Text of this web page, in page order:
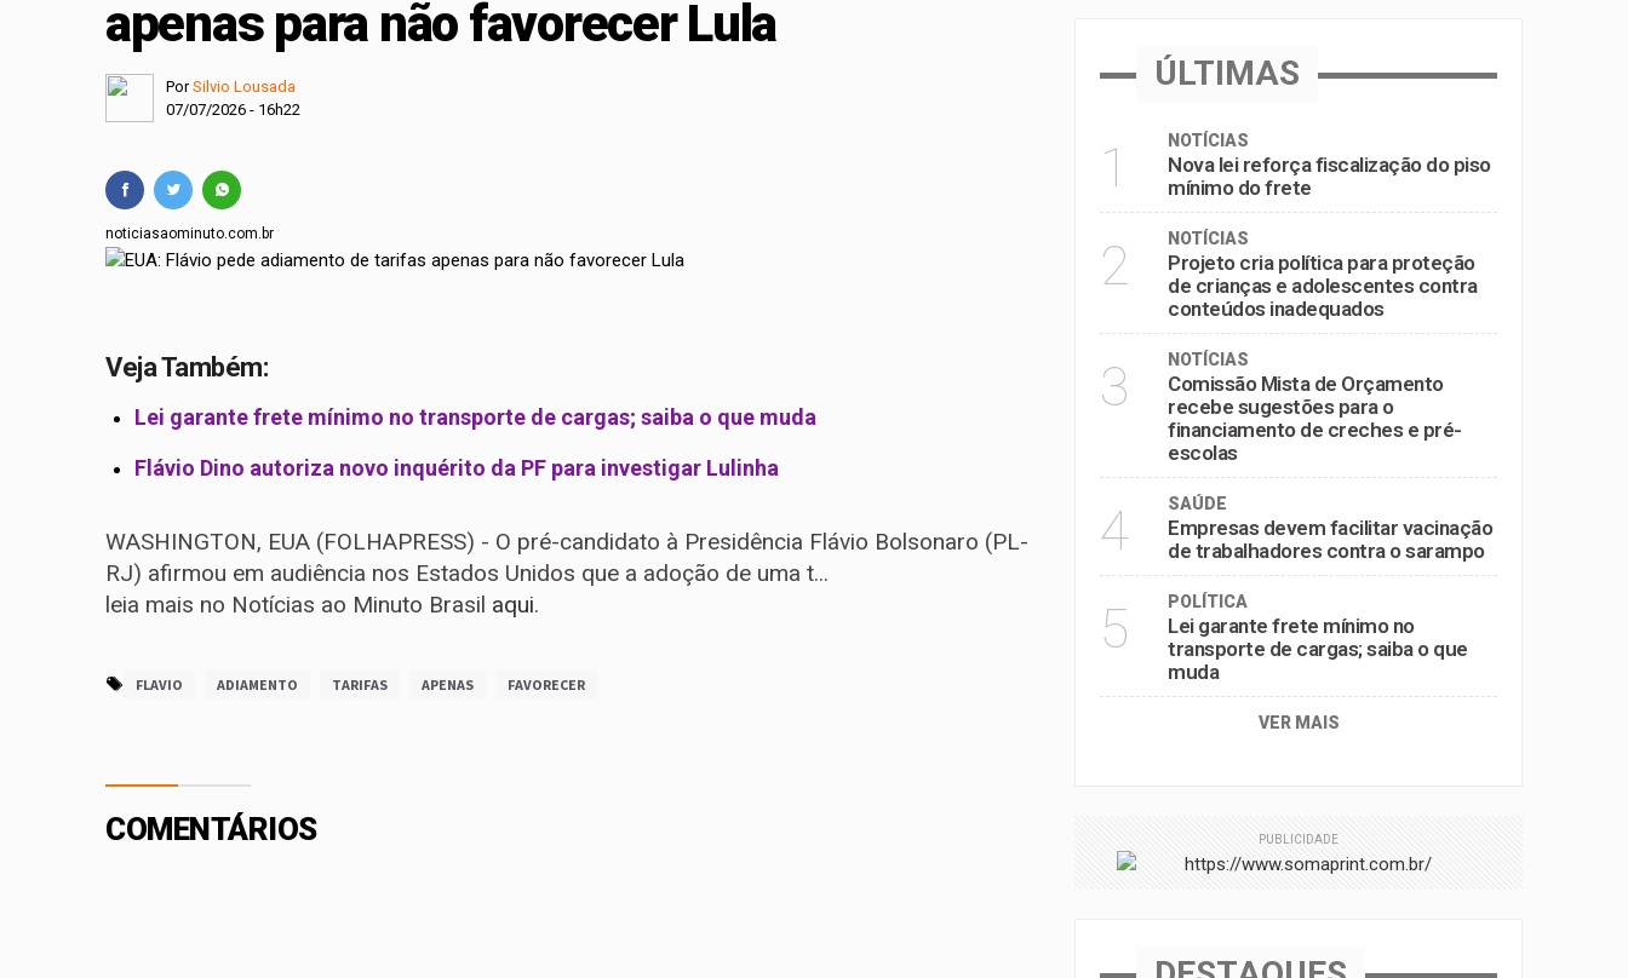
Projeto cria política para proteção de crianças e adolescentes contra conteúdos inadequados
Comissão Mista de Orçamento recebe sugestões para o financiamento de creches e pré-escolas
apenas para não favorecer Lula
PorSilvio Lousada
07/07/2026 - 16h22
noticiasaominuto.com.br
Veja Também:
Lei garante frete mínimo no transporte de cargas; saiba o que muda
Flávio Dino autoriza novo inquérito da PF para investigar Lulinha
WASHINGTON, EUA (FOLHAPRESS) - O pré-candidato à Presidência Flávio Bolsonaro (PL-
RJ) afirmou em audiência nos Estados Unidos que a adoção de uma t...
leia mais no Notícias ao Minuto Brasil aqui.
FLAVIO ADIAMENTO TARIFAS APENAS FAVORECER
COMENTÁRIOS
ÚLTIMAS
1 NOTÍCIAS
Nova lei reforça fiscalização do piso
mínimo do frete
2 NOTÍCIAS
Projeto cria política para proteção
de crianças e adolescentes contra
conteúdos inadequados
3 NOTÍCIAS
Comissão Mista de Orçamento
recebe sugestões para o
financiamento de creches e pré-
escolas
4 SAÚDE
Empresas devem facilitar vacinação
de trabalhadores contra o sarampo
5 POLÍTICA
Lei garante frete mínimo no
transporte de cargas; saiba o que
muda
VER MAIS
PUBLICIDADE